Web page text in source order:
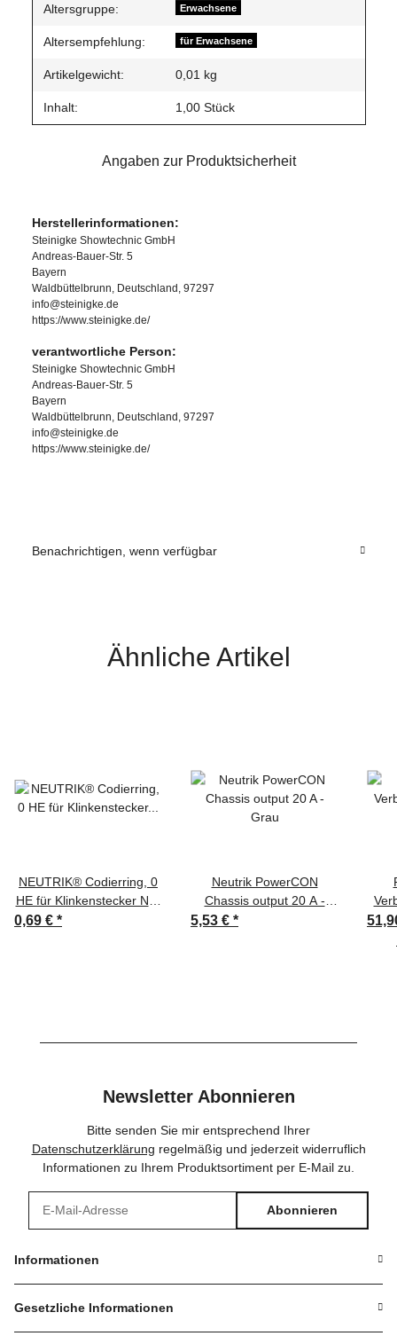
Altersgruppe: Erwachsene
Altersempfehlung: für Erwachsene
Artikelgewicht: 0,01 kg
Inhalt: 1,00 Stück
Angaben zur Produktsicherheit
Herstellerinformationen:
Steinigke Showtechnic GmbH
Andreas-Bauer-Str. 5
Bayern
Waldbüttelbrunn, Deutschland, 97297
info@steinigke.de
https://www.steinigke.de/
verantwortliche Person:
Steinigke Showtechnic GmbH
Andreas-Bauer-Str. 5
Bayern
Waldbüttelbrunn, Deutschland, 97297
info@steinigke.de
https://www.steinigke.de/
Benachrichtigen, wenn verfügbar
Ähnliche Artikel
NEUTRIK® Codierring, 0
HE für Klinkenstecker NP-
0,69 € *
Neutrik PowerCON
Chassis output 20 A -
5,53 € *
Newsletter Abonnieren
Bitte senden Sie mir entsprechend Ihrer
Datenschutzerklärung regelmäßig und jederzeit widerruflich
Informationen zu Ihrem Produktsortiment per E-Mail zu.
Abonnieren
Informationen
Gesetzliche Informationen